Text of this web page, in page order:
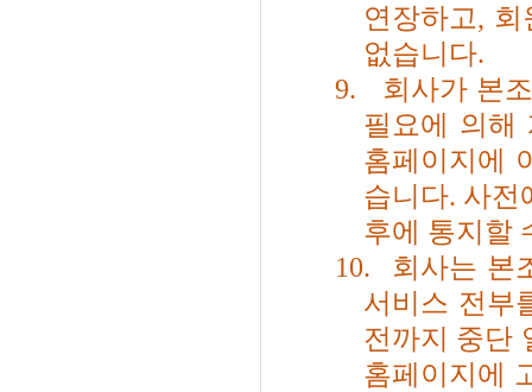
연장하고, 회
없습니다.
9.
회사가 본
필요에 의해
홈페이지에
습니다. 사전
후에 통지할
10.
회사는 본
서비스 전부
전까지 중단
홈페이지에